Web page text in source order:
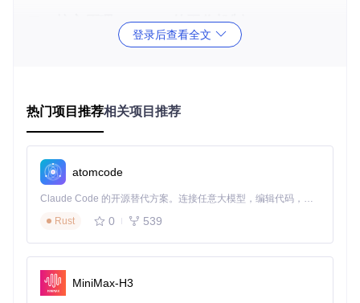
二、核心原理：SIMDe的工作机制
映射层：将抽象接口转换为目标架构的具体实现
适配层：根据编译环境自动选择最优实现路径
这种设计使开发者能够专注于算法逻辑而非硬件细节，同时确
保在各平台上的最佳性能表现。
三、应用场景：场景-架构-指令集对应关系
推荐指
令集
移动端图像
处理
ARM
登录后查看全文
热门项目推荐相关项目推荐
atomcode
Claude Code 的开源替代方案。连接任意大模型，编辑代码，运行命令，自动验证 — 全自动执行。用 Rust 构建，极致性能。 ｜ An open-source alternative to Claude Code. Connect any LLM, edit code, run commands, and verify changes — autonomously. Built in Rust for speed. Get Started
Rust
0 539
MiniMax-H3